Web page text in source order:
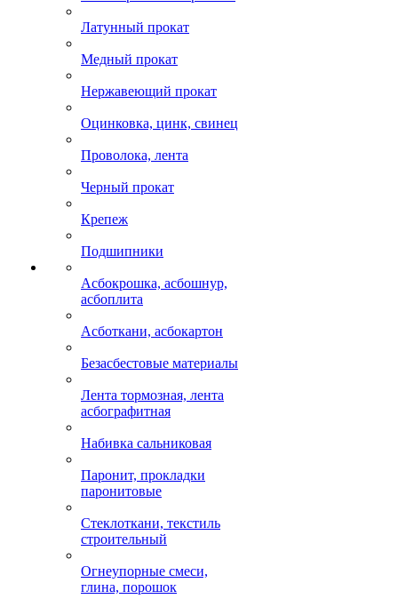
Латунный прокат
Медный прокат
Нержавеющий прокат
Оцинковка, цинк, свинец
Проволока, лента
Черный прокат
Крепеж
Подшипники
Асбокрошка, асбошнур,
асбоплита
Асботкани, асбокартон
Безасбестовые материалы
Лента тормозная, лента
асбографитная
Набивка сальниковая
Паронит, прокладки
паронитовые
Стеклоткани, текстиль
строительный
Огнеупорные смеси,
глина, порошок